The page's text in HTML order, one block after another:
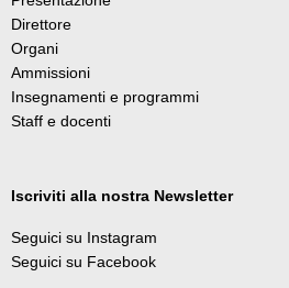
Direttore
Organi
Ammissioni
Insegnamenti e programmi
Staff e docenti
Iscriviti alla nostra Newsletter
Seguici su Instagram
Seguici su Facebook